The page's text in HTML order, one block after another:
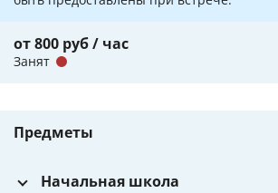
от 800 руб / час
Занят
Предметы
Начальная школа